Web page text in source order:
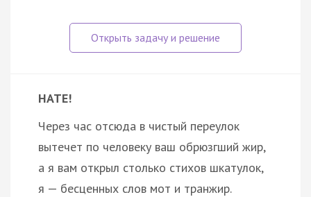
НАТЕ!
Через час отсюда в чистый переулок
вытечет по человеку ваш обрюзгший жир,
а я вам открыл столько стихов шкатулок,
я — бесценных слов мот и транжир.